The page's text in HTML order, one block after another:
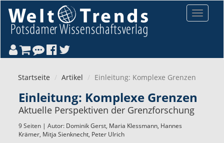
Toggle
Startseite Artikel Einleitung: Komplexe Grenzen
Einleitung: Komplexe Grenzen
Aktuelle Perspektiven der Grenzforschung
9 Seiten | Autor: Dominik Gerst, Maria Klessmann, Hannes
Krämer, Mitja Sienknecht, Peter Ulrich